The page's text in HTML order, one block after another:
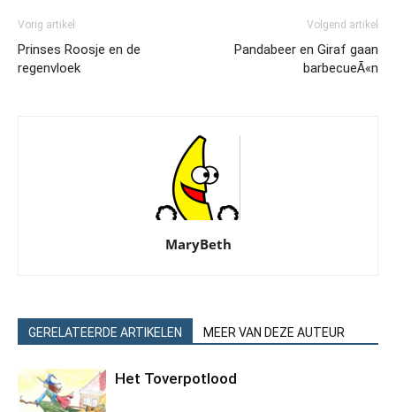
Vorig artikel
Prinses Roosje en de
regenvloek
Volgend artikel
Pandabeer en Giraf gaan
barbecueÃ«n
MaryBeth
GERELATEERDE ARTIKELEN MEER VAN DEZE AUTEUR
Het Toverpotlood